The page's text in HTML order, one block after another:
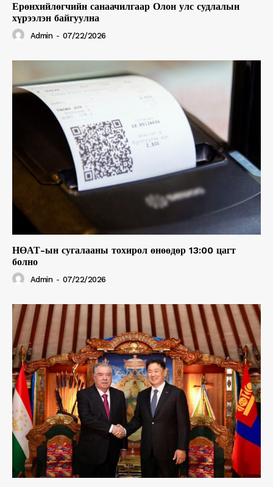
Ерөнхийлөгчийн санаачилгаар Олон улс судлалын
хүрээлэн байгуулна
Admin - 07/22/2026
НӨАТ-ын сугалааны тохирол өнөөдөр 13:00 цагт
болно
Admin - 07/22/2026